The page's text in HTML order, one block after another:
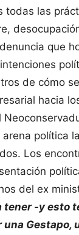
todas las
que
de cómo
hacia
política
Los
del ex
tener -y esto
Gestapo,